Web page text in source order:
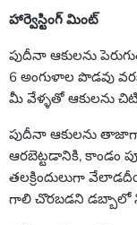
హార్వెస్టింగ్ మింట్
పుదీనా ఆకులను
6 అంగుళాల పొడవు
మీ వేళ్ళతో ఆకులను
పుదీనా ఆకులను
ఆరబెట్టడానికి, కాండం
తలక్రిందులుగా
గాలి చొరబడని డబ్బాలో